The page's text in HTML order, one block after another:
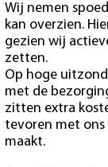
Wij nemen
kan overzien.
gezien wij
zetten.
Op hoge
met de
zitten extra
tevoren met
maakt.